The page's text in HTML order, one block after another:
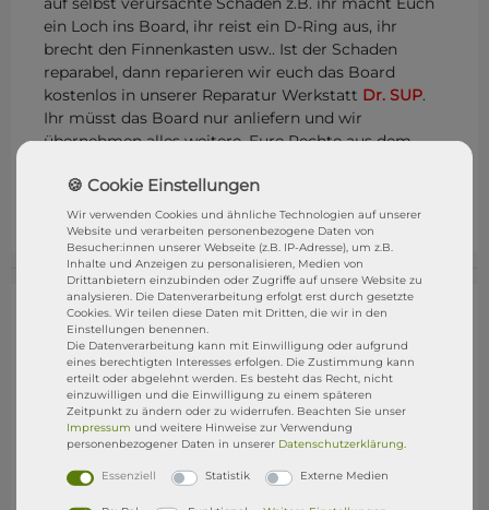
ein Loch ins Board, ihr reist ein D-Ring aus, ihr
brecht den Finnenkasten usw.. Ist der Schaden
reparabel, dann reparieren wir euch das Board
kostenlos in unserer Reparatur Werkstatt Dr. SUP.
Ihr müsst das Board nur anliefern und wir
übernehmen alles weitere. Eure Rechte aus dem
bestehen. STRESSFREI SUPen mit der
GARANTIE
Wir verwenden Cookies und ähnliche Technologien auf unserer
Website und verarbeiten personenbezogene Daten von
Besucher:innen unserer Webseite (z.B. IP-Adresse), um z.B.
Inhalte und Anzeigen zu personalisieren, Medien von
Drittanbietern einzubinden oder Zugriffe auf unsere Website zu
analysieren. Die Datenverarbeitung erfolgt erst durch gesetzte
Cookies. Wir teilen diese Daten mit Dritten, die wir in den
Einstellungen benennen.
Die Datenverarbeitung kann mit Einwilligung oder aufgrund
eines berechtigten Interesses erfolgen. Die Zustimmung kann
erteilt oder abgelehnt werden. Es besteht das Recht, nicht
einzuwilligen und die Einwilligung zu einem späteren
Zeitpunkt zu ändern oder zu widerrufen. Beachten Sie unser
Impressum und weitere Hinweise zur Verwendung
personenbezogener Daten in unserer Daten­schutz­erklärung
Essenziell Statistik Externe Medien